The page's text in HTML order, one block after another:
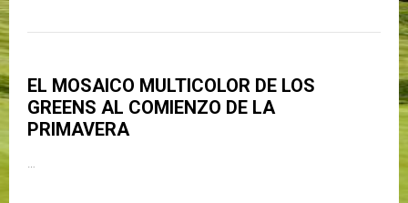
EL MOSAICO MULTICOLOR DE LOS
GREENS AL COMIENZO DE LA
PRIMAVERA